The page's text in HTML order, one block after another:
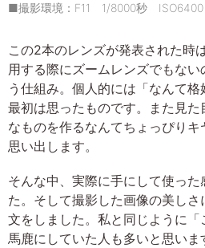
■撮影環境：F11 1/8000秒
この2本のレンズが発表された時
用する際にズームレンズでもな
う仕組み。個人的には「なんて
最初は思ったものです。また見
なものを作るなんてちょっぴり
思い出します。
そんな中、実際に手にして使っ
た。そして撮影した画像の美し
文をしました。私と同じように
馬鹿にしていた人も多いと思い